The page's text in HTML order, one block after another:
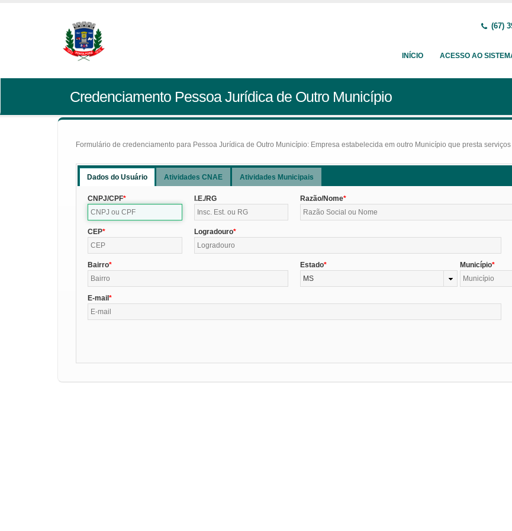
(67)
INÍCIO ACESSO AO
Credenciamento Pessoa Jurídica de Outro Município
Formulário de credenciamento para Pessoa Jurídica de Outro Município: Empresa estabelecida em outro Município que presta
Dados do Usuário Atividades CNAE Atividades Municipais
CNPJ/CPF I.E./RG Razão/Nome
CEP Logradouro
Bairro
Estado
MS
Município
E-mail